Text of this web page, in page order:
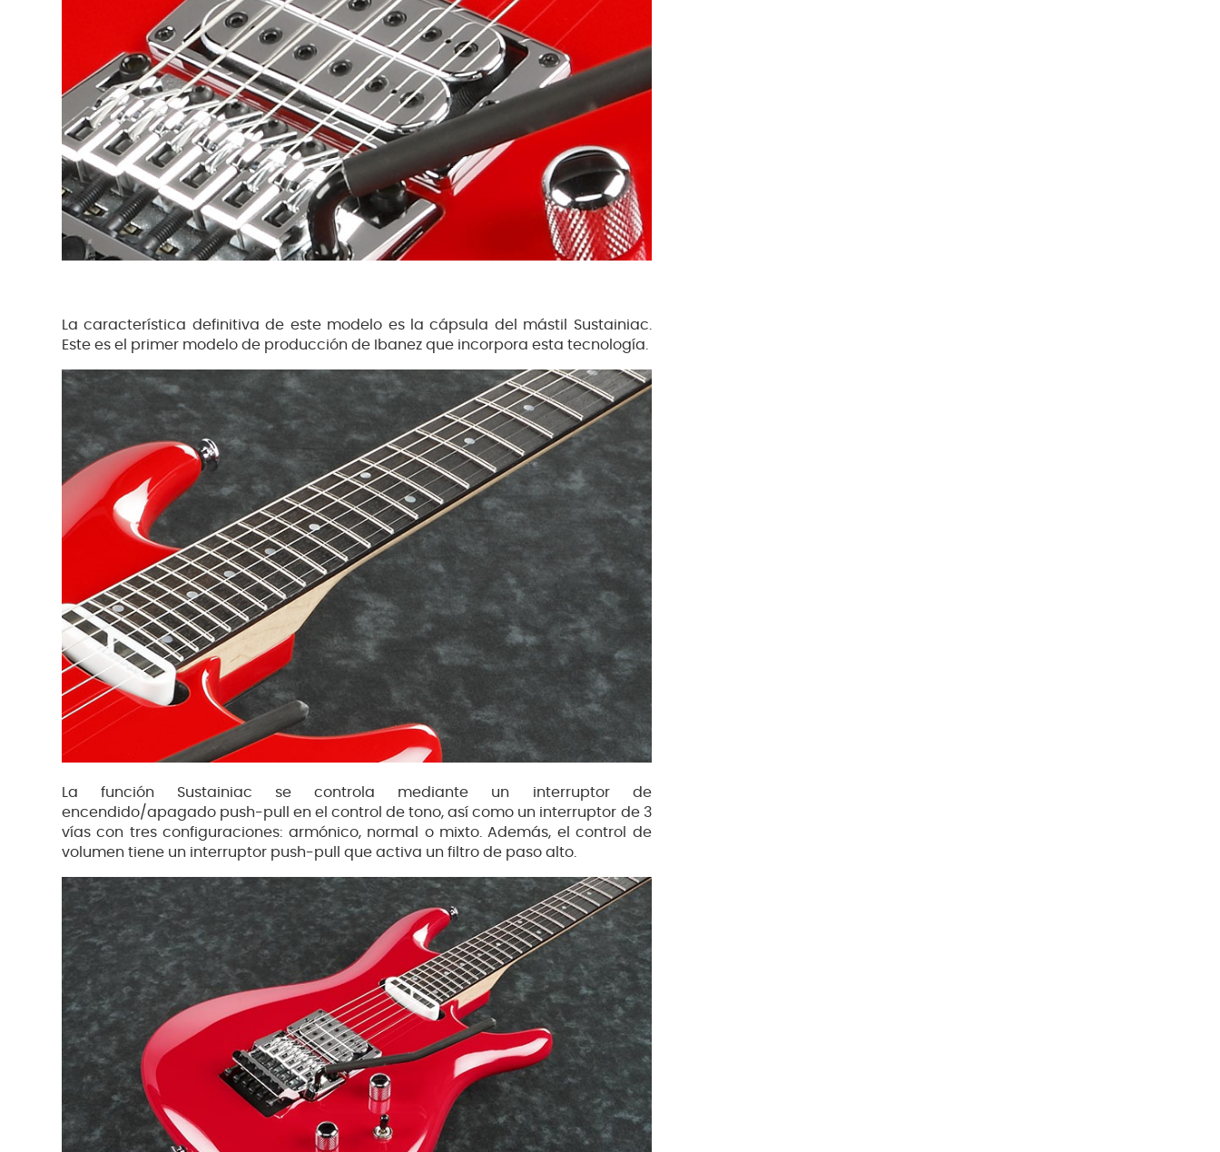
La característica definitiva de este modelo es la cápsula del mástil Sustainiac.
Este es el primer modelo de producción de Ibanez que incorpora esta tecnología.
La función Sustainiac se controla mediante un interruptor de
encendido/apagado push-pull en el control de tono, así como un interruptor de 3
vías con tres configuraciones: armónico, normal o mixto. Además, el control de
volumen tiene un interruptor push-pull que activa un filtro de paso alto.